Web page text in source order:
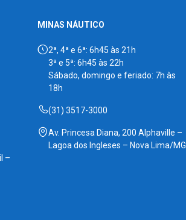
–
MINAS NÁUTICO
2ª, 4ª e 6ª: 6h45 às 21h
3ª e 5ª: 6h45 às 22h
Sábado, domingo e feriado: 7h às
18h
(31) 3517-3000
Av. Princesa Diana, 200 Alphaville –
Lagoa dos Ingleses – Nova Lima/MG